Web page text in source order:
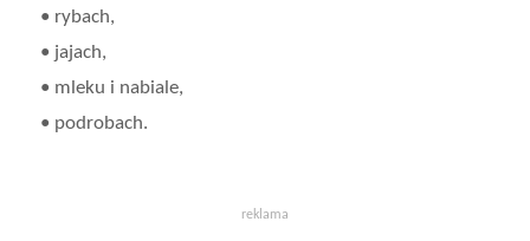
• rybach,
• jajach,
• mleku i nabiale,
• podrobach.
reklama